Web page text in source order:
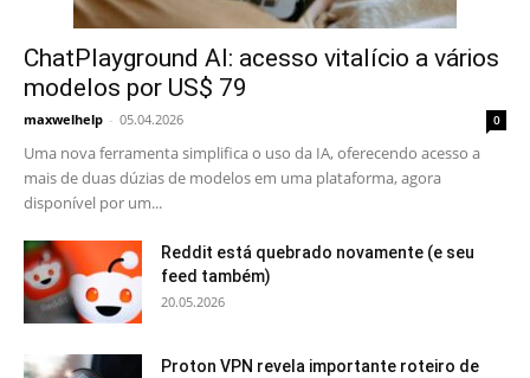
ChatPlayground AI: acesso vitalício a vários
modelos por US$ 79
maxwelhelp - 05.04.2026 0
Uma nova ferramenta simplifica o uso da IA, oferecendo acesso a
mais de duas dúzias de modelos em uma plataforma, agora
disponível por um...
Reddit está quebrado novamente (e seu
feed também)
20.05.2026
Proton VPN revela importante roteiro de